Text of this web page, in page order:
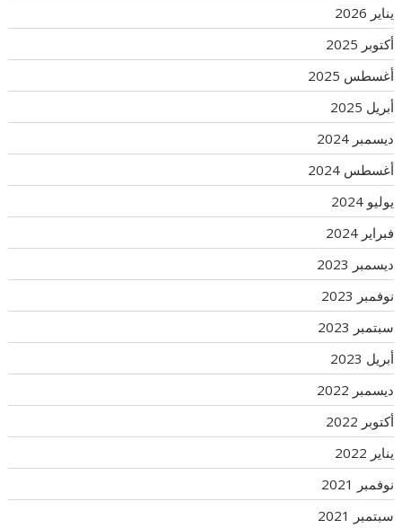
يناير 2026
أكتوبر 2025
أغسطس 2025
أبريل 2025
ديسمبر 2024
أغسطس 2024
يوليو 2024
فبراير 2024
ديسمبر 2023
نوفمبر 2023
سبتمبر 2023
أبريل 2023
ديسمبر 2022
أكتوبر 2022
يناير 2022
نوفمبر 2021
سبتمبر 2021